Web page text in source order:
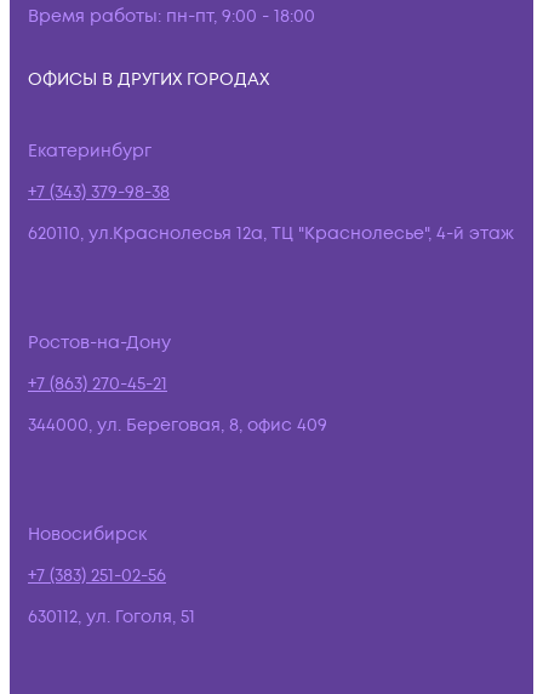
Время работы: пн-пт, 9:00 - 18:00
ОФИСЫ В ДРУГИХ ГОРОДАХ
Екатеринбург
+7 (343) 379-98-38
620110, ул.Краснолесья 12а, ТЦ "Краснолесье", 4-й этаж
Ростов-на-Дону
+7 (863) 270-45-21
344000, ул. Береговая, 8, офис 409
Новосибирск
+7 (383) 251-02-56
630112, ул. Гоголя, 51